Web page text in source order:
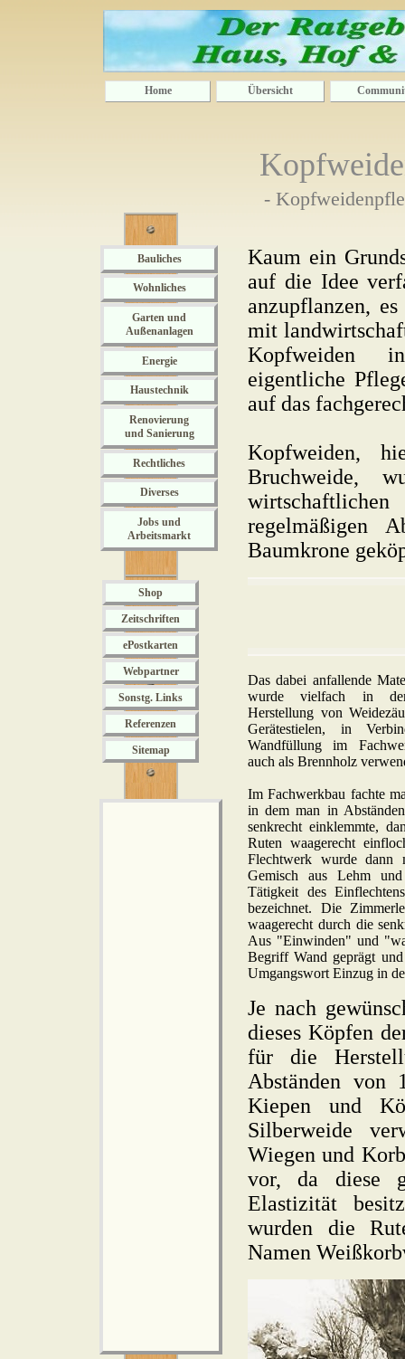
Home Übersicht
-
Bauliches
Wohnliches
Garten und
Außenanlagen
Energie
Haustechnik
Renovierung
und Sanierung
Rechtliches
Diverses
Jobs und
Arbeitsmarkt
Shop
Zeitschriften
ePostkarten
Webpartner
Sonstg. Links
Referenzen
Sitemap
Kaum ein
auf die Idee
anzupflanzen,
mit
Kopfweiden in
eigentliche
auf das
Kopfweiden,
Bruchweide,
regelmäßigen
Baumkrone
Das dabei anfallende
wurde vielfach in
Herstellung von
Gerätestielen, in
Wandfüllung im
auch als Brennholz
Im Fachwerkbau fachte
in dem man in
senkrecht einklemmte,
Ruten waagerecht
Flechtwerk wurde dann
Gemisch aus Lehm
Tätigkeit des
bezeichnet. Die
waagerecht durch die
Aus "Einwinden" und
Begriff Wand geprägt
Umgangswort Einzug in
Je nach
dieses Köpfen
für die
Abständen
Kiepen und
Silberweide
Wiegen und
vor, da diese
Elastizität
wurden die
Namen